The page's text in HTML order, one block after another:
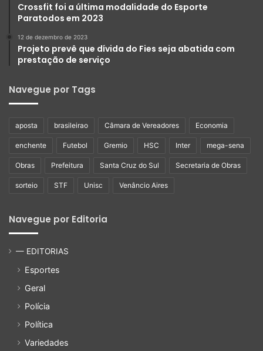
Crossfit foi a última modalidade do Esporte
Paratodos em 2023
12 de dezembro de 2023
Projeto prevê que dívida do Fies seja abatida com
prestação de serviço
Navegue por Tags
aposta brasileirao Câmara de Vereadores Economia
enchente Futebol Gremio HSC Inter mega-sena
Obras Prefeitura Santa Cruz do Sul Secretaria de Obras
sorteio STF Unisc Venâncio Aires
Navegue por Editoria
— EDITORIAS
Esportes
Geral
Polícia
Política
Variedades